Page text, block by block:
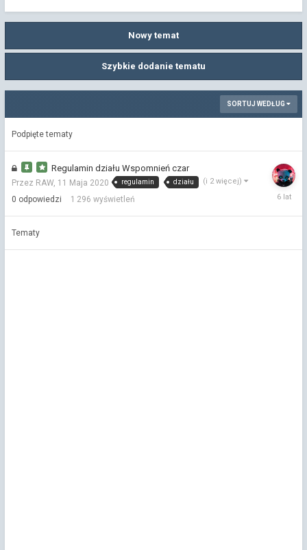
Nowy temat
Szybkie dodanie tematu
SORTUJ WEDŁUG
Podpięte tematy
Regulamin działu Wspomnień czar
Przez RAW, 11 Maja 2020 regulamin działu (i 2 więcej)
0 odpowiedzi 1 296 wyświetleń
11
2020
Tematy